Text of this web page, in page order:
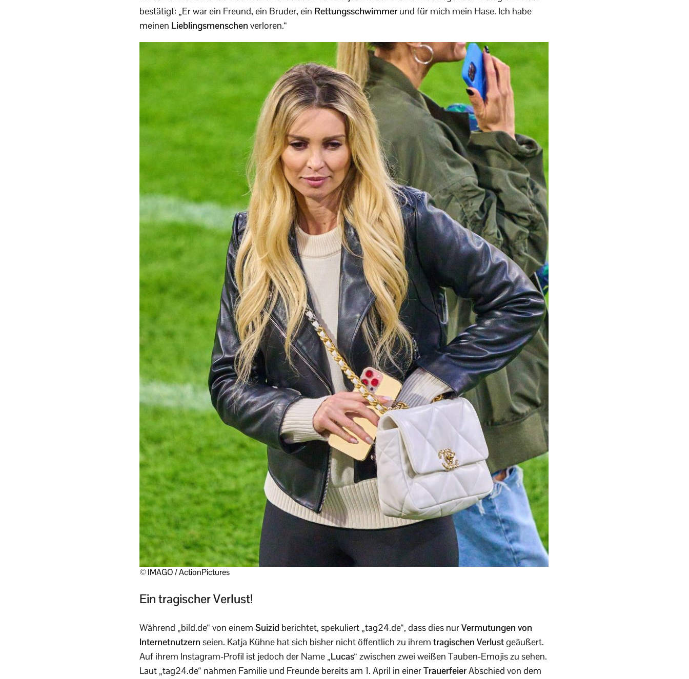
bestätigt: „Er war ein Freund, ein Bruder, ein Rettungsschwimmer und für mich mein Hase. Ich habe
meinen Lieblingsmenschen verloren.“
© IMAGO / ActionPictures
Ein tragischer Verlust!
Während „bild.de“ von einem Suizid berichtet, spekuliert „tag24.de“, dass dies nurVermutungen von
Internetnutzern seien. Katja Kühne hat sich bisher nicht öffentlich zu ihrem tragischen Verlustgeäußert.
Auf ihrem Instagram-Profil ist jedoch der Name „Lucas“ zwischen zwei weißen Tauben-Emojis zu sehen.
Laut „tag24.de“ nahmen Familie und Freunde bereits am 1. April in einerTrauerfeierAbschied von dem